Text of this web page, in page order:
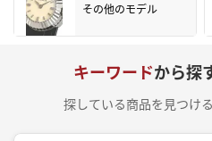
その他のモデル
キーワードから探
探している商品を見つけ